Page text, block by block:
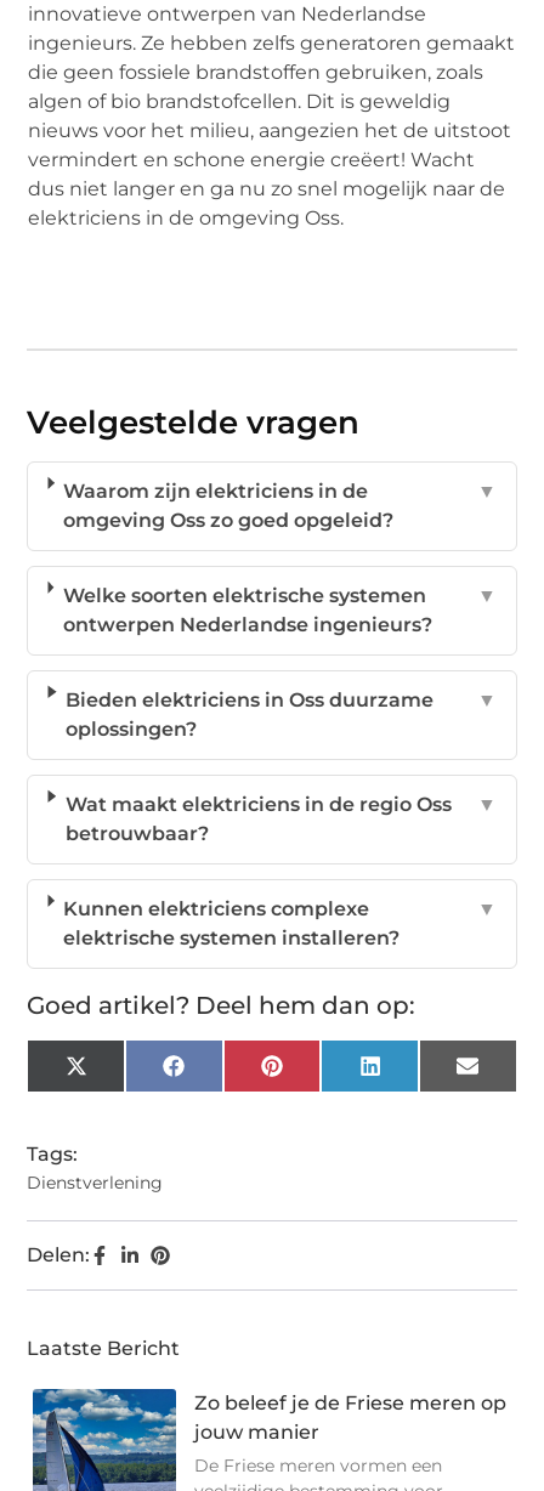
innovatieve ontwerpen van Nederlandse
ingenieurs. Ze hebben zelfs generatoren gemaakt
die geen fossiele brandstoffen gebruiken, zoals
algen of bio brandstofcellen. Dit is geweldig
nieuws voor het milieu, aangezien het de uitstoot
vermindert en schone energie creëert! Wacht
dus niet langer en ga nu zo snel mogelijk naar de
elektriciens in de omgeving Oss.
Veelgestelde vragen
Waarom zijn elektriciens in de
omgeving Oss zo goed opgeleid?
▼
Welke soorten elektrische systemen
ontwerpen Nederlandse ingenieurs?
▼
Bieden elektriciens in Oss duurzame
oplossingen?
▼
Wat maakt elektriciens in de regio Oss
betrouwbaar?
▼
Kunnen elektriciens complexe
elektrische systemen installeren?
▼
Goed artikel? Deel hem dan op:
X
(Twitter)
FacebookPinterest LinkedIn Email
Tags:
Dienstverlening
Delen:
Laatste Bericht
Zo beleef je de Friese meren op
jouw manier
De Friese meren vormen een